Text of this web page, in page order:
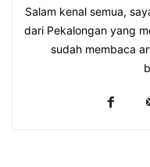
Salam kenal semua,
dari Pekalongan yang
sudah membaca